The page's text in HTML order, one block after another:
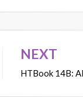
NEXT
HTBook 14B: